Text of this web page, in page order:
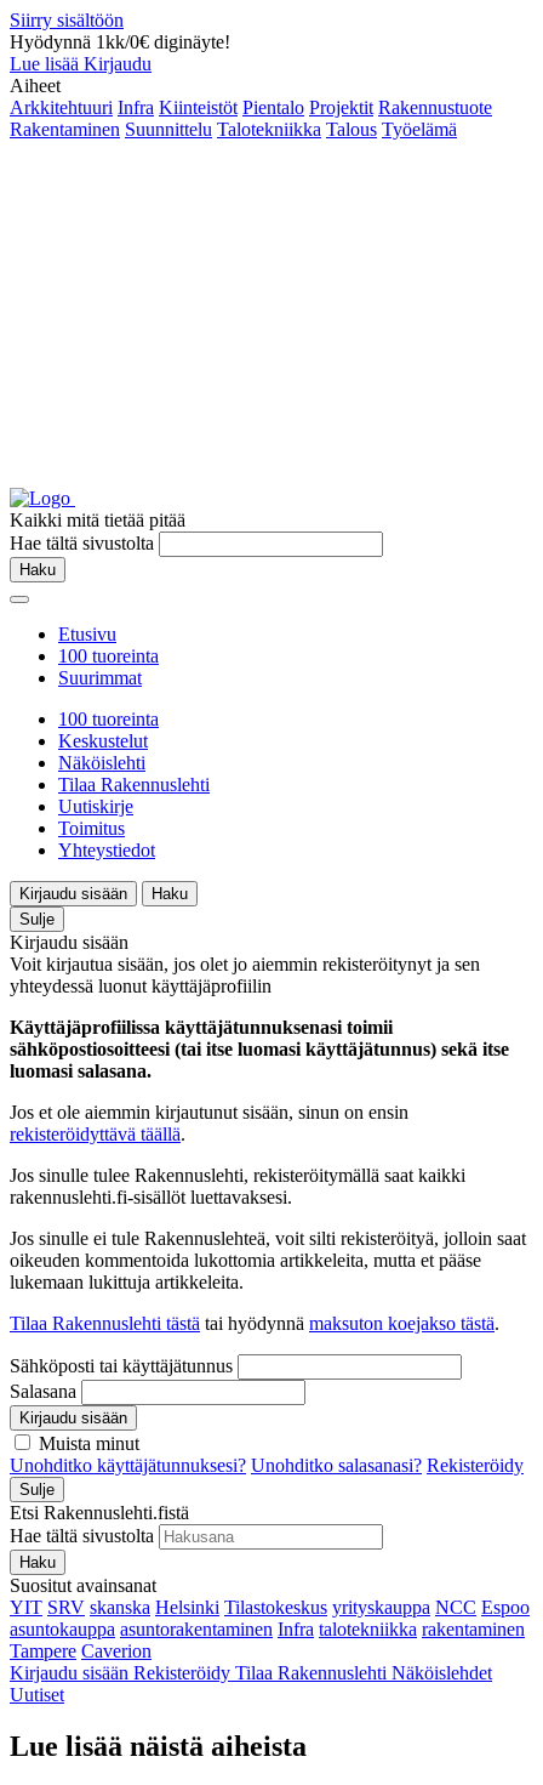
Siirry sisältöön
Hyödynnä 1kk/0€ diginäyte!
Lue lisää Kirjaudu
Aiheet
Arkkitehtuuri Infra Kiinteistöt Pientalo Projektit Rakennustuote
Rakentaminen Suunnittelu Talotekniikka Talous Työelämä
Kaikki mitä tietää pitää
Hae tältä sivustolta
Haku
Etusivu
100 tuoreinta
Suurimmat
100 tuoreinta
Keskustelut
Näköislehti
Tilaa Rakennuslehti
Uutiskirje
Toimitus
Yhteystiedot
Kirjaudu sisään
Haku
Sulje
Kirjaudu sisään
Voit kirjautua sisään, jos olet jo aiemmin rekisteröitynyt ja sen
yhteydessä luonut käyttäjäprofiilin
Käyttäjäprofiilissa käyttäjätunnuksenasi toimii
sähköpostiosoitteesi (tai itse luomasi käyttäjätunnus) sekä itse
luomasi salasana.
Jos et ole aiemmin kirjautunut sisään, sinun on ensin
rekisteröidyttävä täällä.
Jos sinulle tulee Rakennuslehti, rekisteröitymällä saat kaikki
rakennuslehti.fi-sisällöt luettavaksesi.
Jos sinulle ei tule Rakennuslehteä, voit silti rekisteröityä, jolloin saat
oikeuden kommentoida lukottomia artikkeleita, mutta et pääse
lukemaan lukittuja artikkeleita.
Tilaa Rakennuslehti tästä tai hyödynnä maksuton koejakso tästä.
Sähköposti tai käyttäjätunnus
Salasana
Kirjaudu sisään
Muista minut
Unohditko käyttäjätunnuksesi? Unohditko salasanasi? Rekisteröidy
Sulje
Etsi Rakennuslehti.fistä
Hae tältä sivustolta
Haku
Suositut avainsanat
YIT SRV skanska Helsinki Tilastokeskus yrityskauppa NCC Espoo
asuntokauppa asuntorakentaminen Infra talotekniikka rakentaminen
Tampere Caverion
Kirjaudu sisään Rekisteröidy Tilaa Rakennuslehti Näköislehdet
Uutiset
Lue lisää näistä aiheista